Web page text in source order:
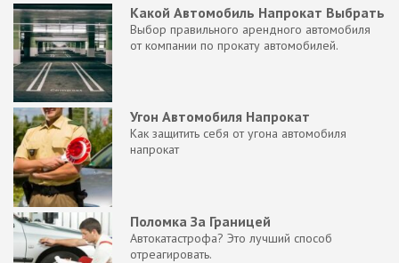
Какой Автомобиль Напрокат Выбрать
Выбор правильного арендного автомобиля
от компании по прокату автомобилей.
Угон Автомобиля Напрокат
Как защитить себя от угона автомобиля
напрокат
Поломка За Границей
Автокатастрофа? Это лучший способ
отреагировать.